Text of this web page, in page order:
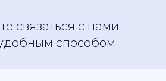
связаться с нами
способом